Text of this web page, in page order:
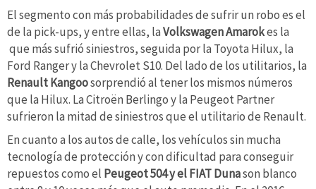
El segmento con más probabilidades de sufrir un robo es el
de la pick-ups, y entre ellas, laVolkswagen Amarokes la
que más sufrió siniestros, seguida por la Toyota Hilux, la
Ford Ranger y la Chevrolet S10. Del lado de los utilitarios, la
Renault Kangoosorprendió al tener los mismos números
que la Hilux. La Citroën Berlingo y la Peugeot Partner
sufrieron la mitad de siniestros que el utilitario de Renault.
En cuanto a los autos de calle, los vehículos sin mucha
tecnología de protección y con dificultad para conseguir
repuestos como el Peugeot 504 y el FIAT Dunason blanco